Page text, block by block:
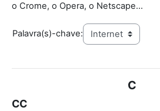
o Crome, o Opera, o Netscape...
Palavra(s)-chave:
C
CC